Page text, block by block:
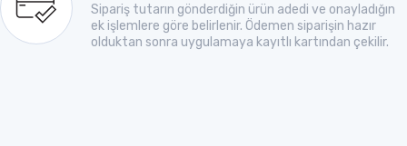
Sipariş tutarın gönderdiğin ürün adedi ve onayladığın
ek işlemlere göre belirlenir. Ödemen siparişin hazır
olduktan sonra uygulamaya kayıtlı kartından çekilir.